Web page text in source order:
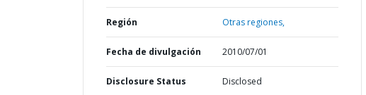
Región Otras regiones,
Fecha de divulgación 2010/07/01
Disclosure Status Disclosed